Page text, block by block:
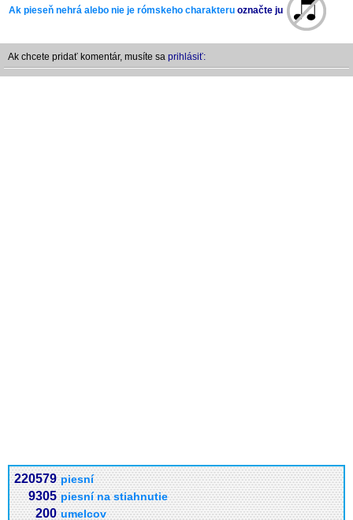
Ak pieseň nehrá alebo nie je rómskeho charakteru označte ju
Ak chcete pridať komentár, musíte sa prihlásiť:
220579 piesní
9305 piesní na stiahnutie
200 umelcov